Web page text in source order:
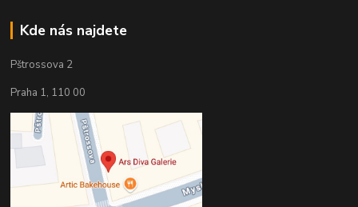
Kde nás najdete
Pštrossova 2
Praha 1, 110 00